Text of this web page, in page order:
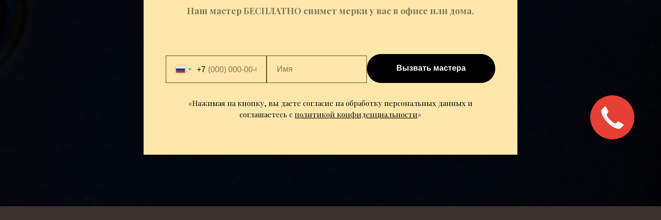
Наш мастер БЕСПЛАТНО снимет мерки у вас в офисе или дома.
+7 Вызвать мастера
«Нажимая на кнопку, вы даете согласие на обработку персональных данных и
соглашаетесь c политикой конфиденциальности»